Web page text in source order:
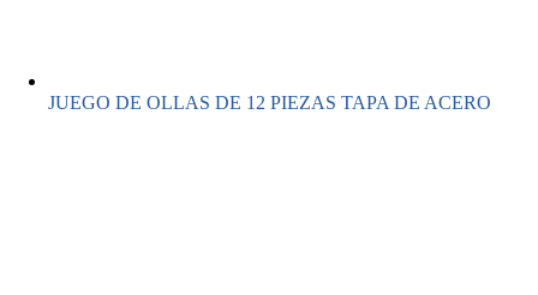
JUEGO DE OLLAS DE 12 PIEZAS TAPA DE ACERO